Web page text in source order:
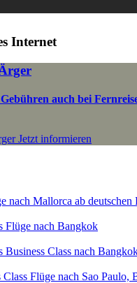
Internet
auch bei
Jetzt informieren
nach Mallorca ab deutschen
Flüge nach Bangkok
Business Class nach
Flüge nach Sao Paulo,